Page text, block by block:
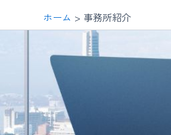
ホーム 事務所紹介